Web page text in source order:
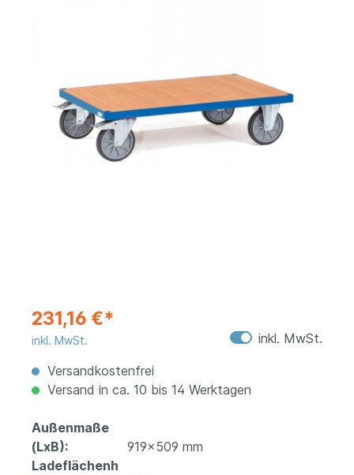
231,16 €*
inkl. MwSt.
inkl. MwSt.
Versandkostenfrei
Versand in ca. 10 bis 14 Werktagen
Außenmaße
(LxB):
919x509 mm
Ladeflächenh